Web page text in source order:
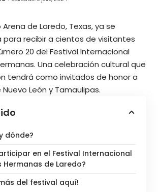
de Laredo, Texas, ya se
para recibir a cientos de visitantes
20 del Festival Internacional
Una celebración cultural que
tendrá como invitados de honor a
León y Tamaulipas.
dónde?
en el Festival Internacional
Hermanas de Laredo?
del festival aquí!